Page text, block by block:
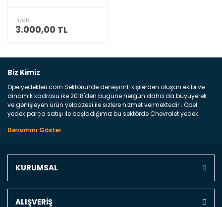
Fiyatı
3.000,00 TL
Biz Kimiz
Opelyedekleri.com Sektöründe deneyimli kişilerden oluşan ekibi ve
dinamik kadrosu ike 2018'den bugüne hergün daha da büyüyerek
ve genişleyen ürün yelpazesi ile sizlere hizmet vermektedir . Opel
yedek parça satışı ile başladığımız bu sektörde Chevrolet yedek
marka araçların ve FCA Grubun Fiat ve Alfa Romeo yedek parça
Türkiyenin 4 bir yanına ve uluslarası dünyanın dört bir yanına
parça gelebilir ancak bunları biraz toparlarsak aşağıda belirttiğimiz
KURUMSAL
ALIŞVERİŞ